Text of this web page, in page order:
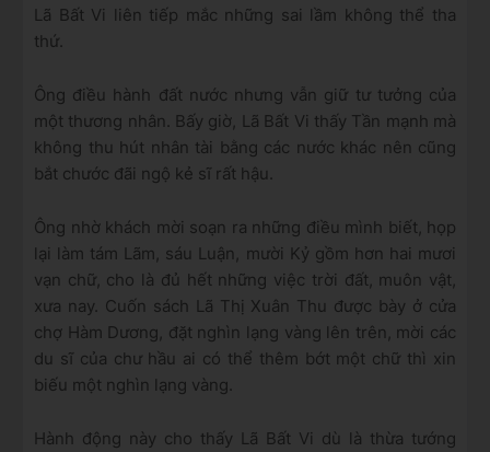
Lã Bất Vi liên tiếp mắc những sai lầm không thể tha
thứ.
Ông điều hành đất nước nhưng vẫn giữ tư tưởng của
một thương nhân. Bấy giờ, Lã Bất Vi thấy Tần mạnh mà
không thu hút nhân tài bằng các nước khác nên cũng
bắt chước đãi ngộ kẻ sĩ rất hậu.
Ông nhờ khách mời soạn ra những điều mình biết, họp
lại làm tám Lãm, sáu Luận, mười Kỷ gồm hơn hai mươi
vạn chữ, cho là đủ hết những việc trời đất, muôn vật,
xưa nay. Cuốn sách Lã Thị Xuân Thu được bày ở cửa
chợ Hàm Dương, đặt nghìn lạng vàng lên trên, mời các
du sĩ của chư hầu ai có thể thêm bớt một chữ thì xin
biếu một nghìn lạng vàng.
Hành động này cho thấy Lã Bất Vi dù là thừa tướng